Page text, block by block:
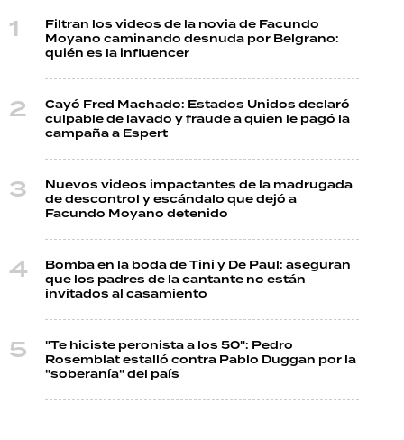
Filtran los videos de la novia de Facundo
Moyano caminando desnuda por Belgrano:
quién es la influencer
Cayó Fred Machado: Estados Unidos declaró
culpable de lavado y fraude a quien le pagó la
campaña a Espert
Nuevos videos impactantes de la madrugada
de descontrol y escándalo que dejó a
Facundo Moyano detenido
Bomba en la boda de Tini y De Paul: aseguran
que los padres de la cantante no están
invitados al casamiento
"Te hiciste peronista a los 50": Pedro
Rosemblat estalló contra Pablo Duggan por la
"soberanía" del país